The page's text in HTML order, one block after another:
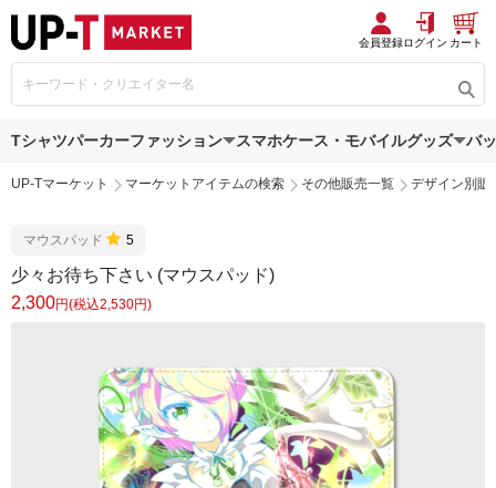
会員登録ログイン カート
Tシャツパーカーファッション スマホケース・モバイルグッズ バ
UP-Tマーケット マーケットアイテムの検索 その他販売一覧 デザイン別販
マウスパッド 5
少々お待ち下さい (マウスパッド)
2,300円(税込2,530円)